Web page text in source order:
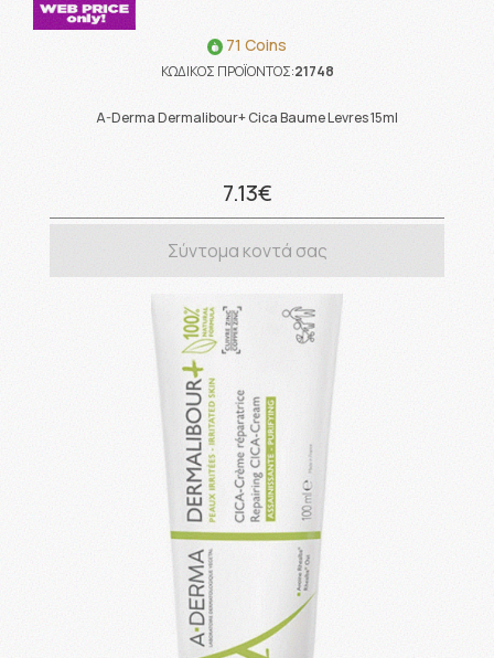
71 Coins
ΚΩΔΙΚΟΣ ΠΡΟΪΟΝΤΟΣ:21748
A-Derma Dermalibour+ Cica Baume Levres 15ml
7.13€
Σύντομα κοντά σας